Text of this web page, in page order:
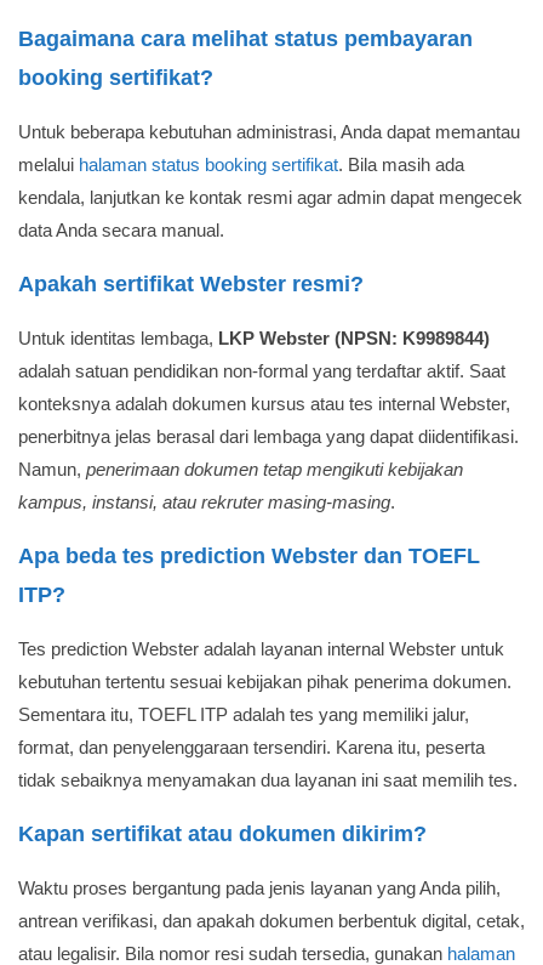
Bagaimana cara melihat status pembayaran
booking sertifikat?
Untuk beberapa kebutuhan administrasi, Anda dapat memantau
melalui halaman status booking sertifikat. Bila masih ada
kendala, lanjutkan ke kontak resmi agar admin dapat mengecek
data Anda secara manual.
Apakah sertifikat Webster resmi?
Untuk identitas lembaga, LKP Webster (NPSN: K9989844)
adalah satuan pendidikan non-formal yang terdaftar aktif. Saat
konteksnya adalah dokumen kursus atau tes internal Webster,
penerbitnya jelas berasal dari lembaga yang dapat diidentifikasi.
Namun, penerimaan dokumen tetap mengikuti kebijakan
kampus, instansi, atau rekruter masing-masing.
Apa beda tes prediction Webster dan TOEFL
ITP?
Tes prediction Webster adalah layanan internal Webster untuk
kebutuhan tertentu sesuai kebijakan pihak penerima dokumen.
Sementara itu, TOEFL ITP adalah tes yang memiliki jalur,
format, dan penyelenggaraan tersendiri. Karena itu, peserta
tidak sebaiknya menyamakan dua layanan ini saat memilih tes.
Kapan sertifikat atau dokumen dikirim?
Waktu proses bergantung pada jenis layanan yang Anda pilih,
antrean verifikasi, dan apakah dokumen berbentuk digital, cetak,
atau legalisir. Bila nomor resi sudah tersedia, gunakan halaman